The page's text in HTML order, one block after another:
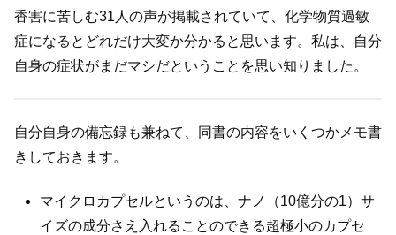
香害に苦しむ31人の声が掲載されていて、化学物質過敏
症になるとどれだけ大変か分かると思います。私は、自分
自身の症状がまだマシだということを思い知りました。
自分自身の備忘録も兼ねて、同書の内容をいくつかメモ書
きしておきます。
マイクロカプセルというのは、ナノ（10億分の1）サ
イズの成分さえ入れることのできる超極小のカプセ